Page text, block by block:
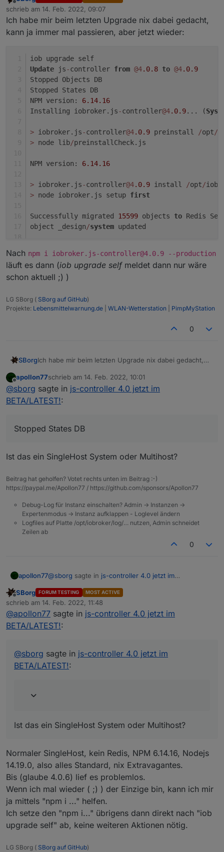
values from configuration)
Offline
schrieb am 14. Feb. 2022, 09:07
zuletzt editiert von
Ich habe mir beim letzten Upgrade nix dabei gedacht,
kann ja immer mal passieren, aber jetzt wieder:
iob upgrade self
Update js-controller from @4.0.8 to @4.0.9
Stopped Objects DB
Stopped States DB
NPM version: 6.14.16
Installing iobroker.js-controller@4.0.9... (
> iobroker.js-controller@4.0.9 preinstall /opt/
> node lib/preinstallCheck.js
NPM version: 6.14.16
> iobroker.js-controller@4.0.9 install /opt/
> node iobroker.js setup first
Successfully migrated 15599 objects to Redis
object _design/system updated
States database error: connect ECONNREFUSED
States database error: connect ECONNREFUSED
States database error:
States database error:
States database error: connect ECONNREFUSED
ECONNREFUSED
Nach npm i iobroker.js-controller@4.0.9 --production
läuft es dann (iob upgrade selfmeldet dann nur wäre
schon aktuell ;) )
LG SBorg ( SBorg auf GitHub)
Projekte: Lebensmittelwarnung.de WLAN-Wetterstation PimpMyStation
0
SBorgIch habe mir beim letzten Upgrade nix dabei gedacht,
iob upgrade self
Update js-controller from @4.0.8 to @4.0.9
Stopped Objects DB
Installing iobroker.js-controller@4.0.9...
> node lib/preinstallCheck.js
> iobroker.js-controller@4.0.9 install /opt/
> node iobroker.js setup first
Successfully migrated 15599 objects to Redis
object _design/system updated
States database error: connect ECONNREFUSED
States database error: connect ECONNREFUSED
States database error: connect ECONNREFUSED
States database error: connect ECONNREFUSED
States database error: connect ECONNREFUSED
States database error: connect ECONNREFUSED
Nachnpm i iobroker.js-controller@4.0.9 --
production
Offline
apollon77schrieb am 14. Feb. 2022, 10:01
zuletzt editiert von
@sborg sagte in js-controller 4.0 jetzt im
BETA/LATEST!:
Stopped States DB
Ist das ein SingleHost System oder Multihost?
Beitrag hat geholfen? Votet rechts unten im Beitrag :-)
https://paypal.me/Apollon77 / https://github.com/sponsors/Apollon77
Debug-Log für Instanz einschalten? Admin -> Instanzen ->
Expertenmodus -> Instanz aufklappen - Loglevel ändern
Logfiles auf Platte /opt/iobroker/log/… nutzen, Admin schneidet
Zeilen ab
0
apollon77@sborg sagte in js-controller 4.0 jetzt im
Stopped States DB
Ist das ein SingleHost System oder Multihost?
Offline
SBorg FORUM TESTING MOST ACTIVE
schrieb am 14. Feb. 2022, 11:48
zuletzt editiert von
@apollon77 sagte in js-controller 4.0 jetzt im
BETA/LATEST!:
@sborg sagte in js-controller 4.0 jetzt im
BETA/LATEST!:
Ist das ein SingleHost System oder Multihost?
Normaler SingleHost, kein Redis, NPM 6.14.16, Nodejs
14.19.0, also alles Standard, nix Extravagantes.
Bis (glaube 4.0.6) lief es problemlos.
Wenn ich mal wieder ( ;) ) der Einzige bin, kann ich mir
ja mittels "npm i ..." helfen.
Ich setze den "npm i..." übrigens dann direkt nach "iob
upgrade self" ab, keine weiteren Aktionen nötig.
LG SBorg ( SBorg auf GitHub)